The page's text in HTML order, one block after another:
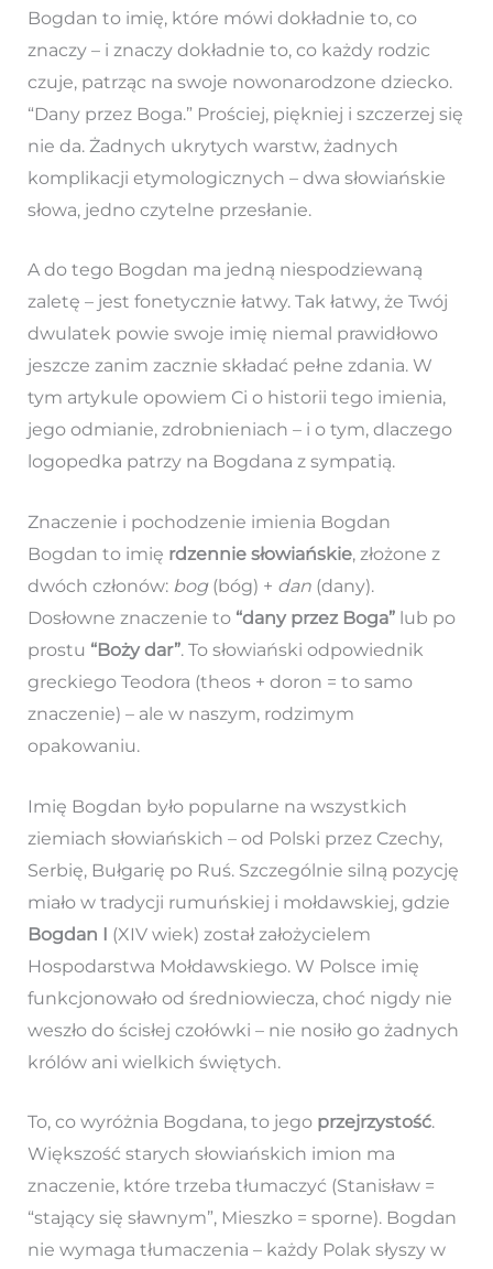
Bogdan to imię, które mówi dokładnie to, co
znaczy – i znaczy dokładnie to, co każdy rodzic
czuje, patrząc na swoje nowonarodzone dziecko.
“Dany przez Boga.” Prościej, piękniej i szczerzej się
nie da. Żadnych ukrytych warstw, żadnych
komplikacji etymologicznych – dwa słowiańskie
słowa, jedno czytelne przesłanie.
A do tego Bogdan ma jedną niespodziewaną
zaletę – jest fonetycznie łatwy. Tak łatwy, że Twój
dwulatek powie swoje imię niemal prawidłowo
jeszcze zanim zacznie składać pełne zdania. W
tym artykule opowiem Ci o historii tego imienia,
jego odmianie, zdrobnieniach – i o tym, dlaczego
logopedka patrzy na Bogdana z sympatią.
Znaczenie i pochodzenie imienia Bogdan
Bogdan to imię rdzennie słowiańskie, złożone z
dwóch członów: bog(bóg) + dan(dany).
Dosłowne znaczenie to “dany przez Boga”lub po
prostu “Boży dar”. To słowiański odpowiednik
greckiego Teodora (theos + doron = to samo
znaczenie) – ale w naszym, rodzimym
opakowaniu.
Imię Bogdan było popularne na wszystkich
ziemiach słowiańskich – od Polski przez Czechy,
Serbię, Bułgarię po Ruś. Szczególnie silną pozycję
miało w tradycji rumuńskiej i mołdawskiej, gdzie
Bogdan I (XIV wiek) został założycielem
Hospodarstwa Mołdawskiego. W Polsce imię
funkcjonowało od średniowiecza, choć nigdy nie
weszło do ścisłej czołówki – nie nosiło go żadnych
królów ani wielkich świętych.
To, co wyróżnia Bogdana, to jego przejrzystość.
Większość starych słowiańskich imion ma
znaczenie, które trzeba tłumaczyć (Stanisław =
“stający się sławnym”, Mieszko = sporne). Bogdan
nie wymaga tłumaczenia – każdy Polak słyszy w